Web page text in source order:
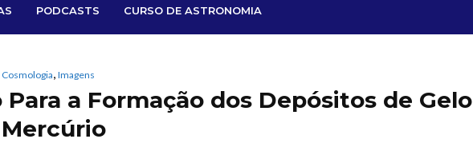
PODCASTS CURSO DE ASTRONOMIA
, Imagens
Para a Formação dos Depósitos de Gelo